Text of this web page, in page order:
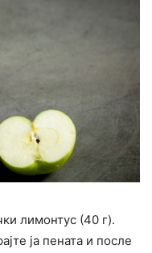
лимонтус (40 г).
ја пената и после